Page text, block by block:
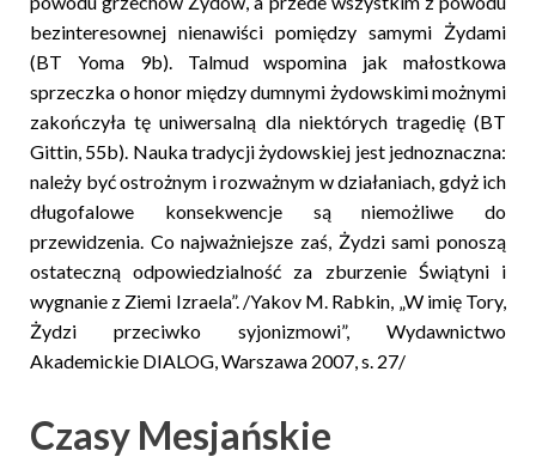
bezinteresownej nienawiści pomiędzy samymi Żydami
(BT Yoma 9b). Talmud wspomina jak małostkowa
sprzeczka o honor między dumnymi żydowskimi możnymi
zakończyła tę uniwersalną dla niektórych tragedię (BT
Gittin, 55b). Nauka tradycji żydowskiej jest jednoznaczna:
należy być ostrożnym i rozważnym w działaniach, gdyż ich
długofalowe konsekwencje są niemożliwe do
przewidzenia. Co najważniejsze zaś, Żydzi sami ponoszą
ostateczną odpowiedzialność za zburzenie Świątyni i
wygnanie z Ziemi Izraela”. /Yakov M. Rabkin, „W imię Tory,
Żydzi przeciwko syjonizmowi”, Wydawnictwo
Akademickie DIALOG, Warszawa 2007, s. 27/
Czasy Mesjańskie